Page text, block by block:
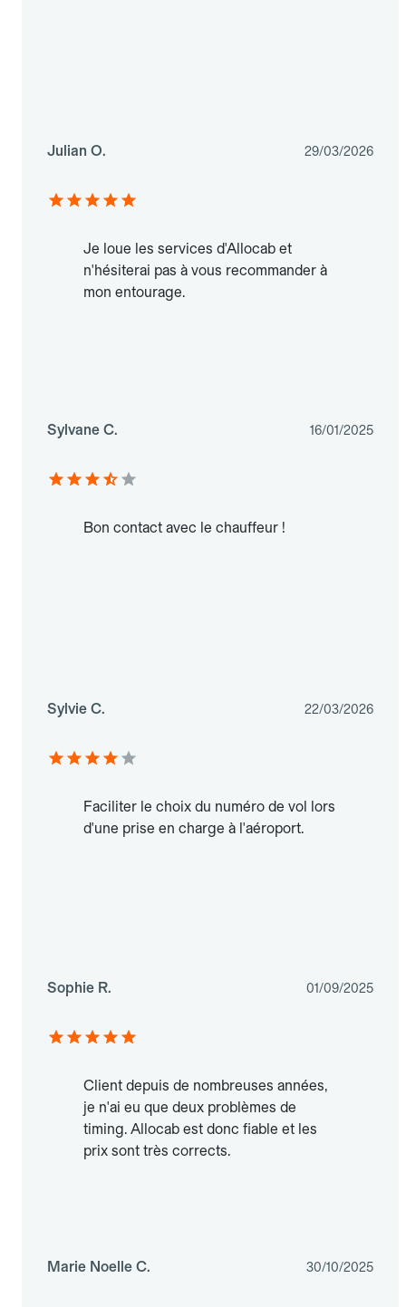
Julian O. 29/03/2026
Je loue les services d'Allocab et
n'hésiterai pas à vous recommander à
mon entourage.
Sylvane C. 16/01/2025
Bon contact avec le chauffeur !
Sylvie C. 22/03/2026
Faciliter le choix du numéro de vol lors
d'une prise en charge à l'aéroport.
Sophie R. 01/09/2025
Client depuis de nombreuses années,
je n'ai eu que deux problèmes de
timing. Allocab est donc fiable et les
prix sont très corrects.
Marie Noelle C. 30/10/2025